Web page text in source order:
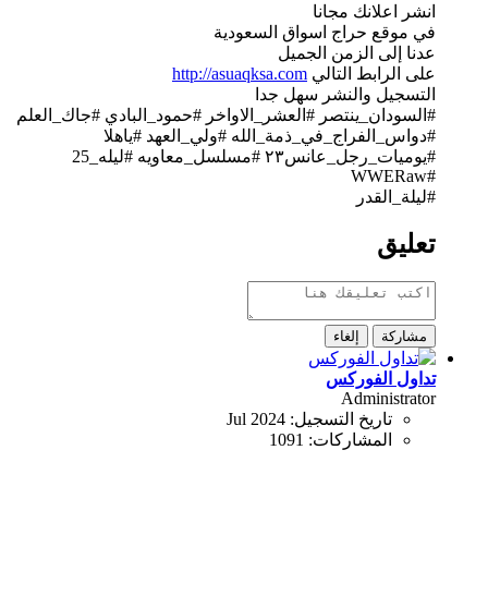
انشر اعلانك مجانا
في موقع حراج اسواق السعودية
عدنا إلى الزمن الجميل
على الرابط التالي http://asuaqksa.com
التسجيل والنشر سهل جدا
#السودان_ينتصر #العشر_الاواخر #حمود_البادي #جاك_العلم
#دواس_الفراج_في_ذمة_الله #ولي_العهد #ياهلا
#يوميات_رجل_عانس٢٣ #مسلسل_معاويه​ #ليله_25
#WWERaw
#ليلة_القدر​
تعليق
مشاركة إلغاء
تداول الفوركس
Administrator
تاريخ التسجيل: Jul 2024
المشاركات: 1091